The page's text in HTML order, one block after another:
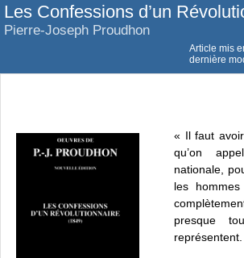
Les Confessions d’un
Pierre-Joseph Proudhon
Article mis
dernière
« Il faut
qu’on
nationale,
les
presque